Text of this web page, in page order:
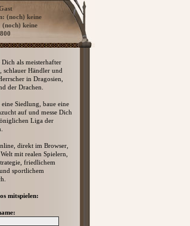
(noch) keine
(noch) keine
Dich als meisterhafter
schlauer Händler und
in Dragosien,
der Drachen.
Siedlung, baue eine
auf und messe Dich
Liga der
direkt im Browser,
mit realen Spielern,
friedlichem
sportlichem
mitspielen: